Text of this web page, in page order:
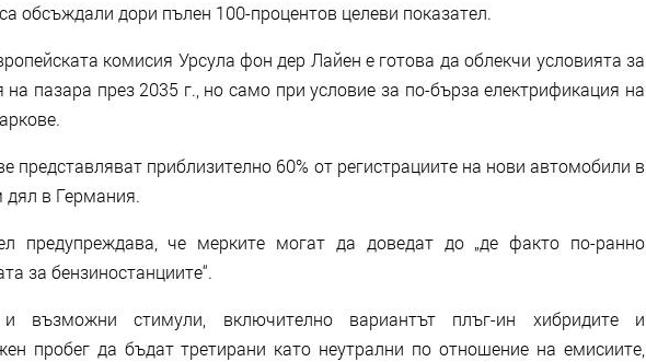
обсъждали дори пълен 100-процентов целеви показател.
комисия Урсула фон дер Лайен е готова да облекчи условията за
пазара през 2035 г., но само при условие за по-бърза електрификация на
представляват приблизително 60% от регистрациите на нови автомобили в
в Германия.
предупреждава, че мерките могат да доведат до „де факто по-ранно
за бензиностанциите“.
възможни стимули, включително вариантът плъг-ин хибридите и
пробег да бъдат третирани като неутрални по отношение на емисиите,